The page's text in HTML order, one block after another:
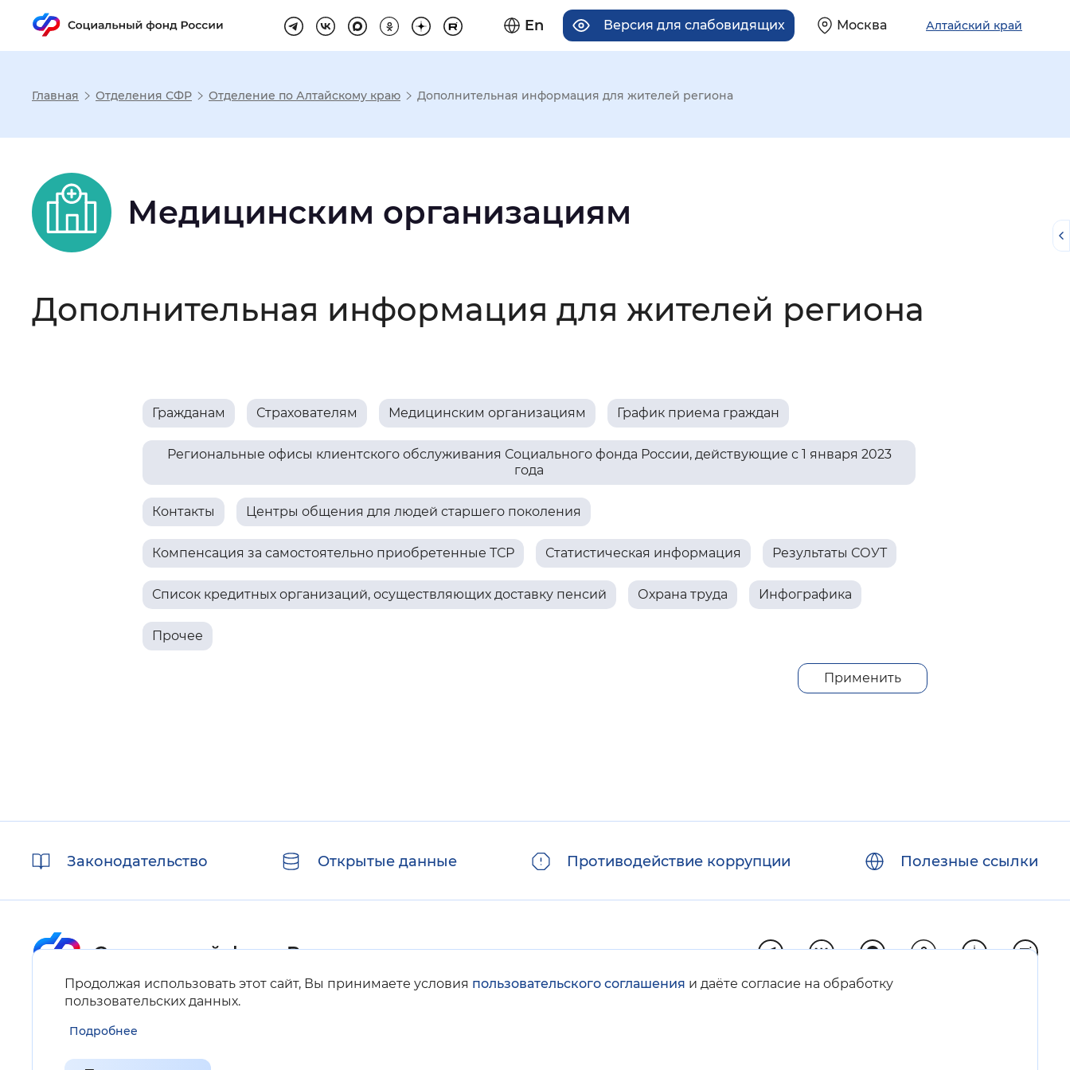
En Версия для слабовидящих Москва Алтайский край
Настройка режима отображения
Размер шрифта
Шрифт
Интервал между буквами Нормальный Увеличенный Большой
Изображения: Включены Выключены
Звуковой ассистент Воспроизвести Остановить
Вернуть стандартные настройки
Главная Отделения СФР Отделение по Алтайскому краю Дополнительная информация для жителей региона
Медицинским организациям
Дополнительная информация для жителей региона
Гражданам Страхователям Медицинским организациям График приема граждан
Региональные офисы клиентского обслуживания Социального фонда России, действующие с 1 января 2023
года
Контакты Центры общения для людей старшего поколения
Компенсация за самостоятельно приобретенные ТСР Статистическая информация Результаты СОУТ
Список кредитных организаций, осуществляющих доставку пенсий Охрана труда Инфографика
Прочее
Применить
Продолжая использовать этот сайт, Вы принимаете условия пользовательского соглашения и даёте согласие на обработку
пользовательских данных.
Подробнее
ссылкиЗаконодательство Открытые данные Противодействие коррупции Полезные ссылки
Карта сайта
Нашли ошибку на сайте?